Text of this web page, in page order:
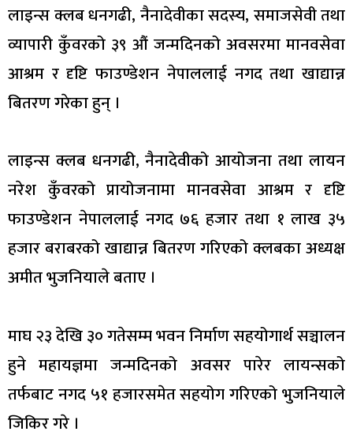
लाइन्स क्लब धनगढी, नैनादेवीका सदस्य, समाजसेवी तथा
व्यापारी कुँवरको ३९ औं जन्मदिनको अवसरमा मानवसेवा
आश्रम र दृष्टि फाउण्डेशन नेपाललाई नगद तथा खाद्यान्न
बितरण गरेका हुन् ।
लाइन्स क्लब धनगढी, नैनादेवीको आयोजना तथा लायन
नरेश कुँवरको प्रायोजनामा मानवसेवा आश्रम र दृष्टि
फाउण्डेशन नेपाललाई नगद ७६ हजार तथा १ लाख ३५
हजार बराबरको खाद्यान्न बितरण गरिएको क्लबका अध्यक्ष
अमीत भुजनियाले बताए ।
माघ २३ देखि ३० गतेसम्म भवन निर्माण सहयोगार्थ सञ्चालन
हुने महायज्ञमा जन्मदिनको अवसर पारेर लायन्सको
तर्फबाट नगद ५१ हजारसमेत सहयोग गरिएको भुजनियाले
जिकिर गरे ।